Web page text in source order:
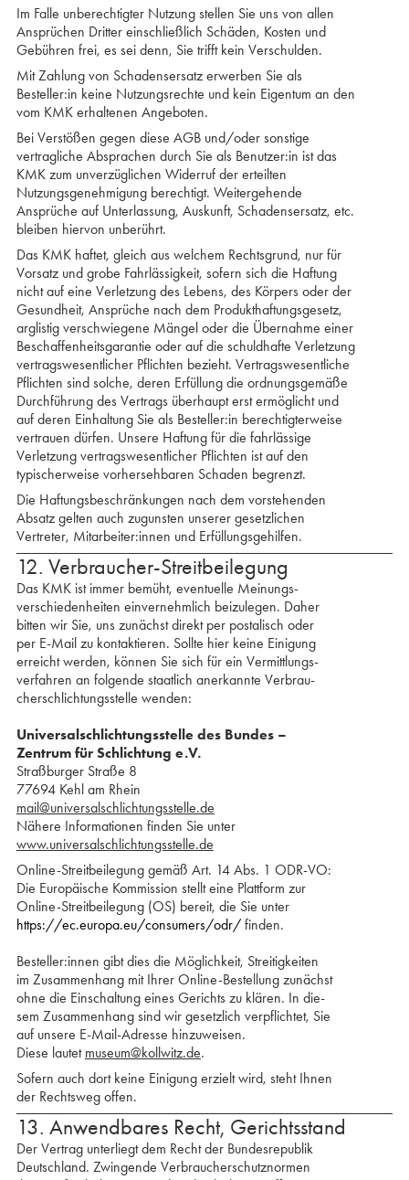
Im Falle unberechtigter Nutzung stellen Sie uns von allen
Ansprüchen Dritter einschließlich Schäden, Kosten und
Gebühren frei, es sei denn, Sie trifft kein Verschulden.
Mit Zahlung von Schadensersatz erwerben Sie als
Besteller:in keine Nutzungsrechte und kein Eigentum an den
vom KMK erhaltenen Angeboten.
Bei Verstößen gegen diese AGB und/oder sonstige
vertragliche Absprachen durch Sie als Benutzer:in ist das
KMK zum unverzüglichen Widerruf der erteilten
Nutzungsgenehmigung berechtigt. Weitergehende
Ansprüche auf Unterlassung, Auskunft, Schadensersatz, etc.
bleiben hiervon unberührt.
Das KMK haftet, gleich aus welchem Rechtsgrund, nur für
Vorsatz und grobe Fahrlässigkeit, sofern sich die Haftung
nicht auf eine Verletzung des Lebens, des Körpers oder der
Gesundheit, Ansprüche nach dem Produkthaftungsgesetz,
arglistig verschwiegene Mängel oder die Übernahme einer
Beschaffenheitsgarantie oder auf die schuldhafte Verletzung
vertragswesentlicher Pflichten bezieht. Vertragswesentliche
Pflichten sind solche, deren Erfüllung die ordnungsgemäße
Durchführung des Vertrags überhaupt erst ermöglicht und
auf deren Einhaltung Sie als Besteller:in berechtigterweise
vertrauen dürfen. Unsere Haftung für die fahrlässige
Verletzung vertragswesentlicher Pflichten ist auf den
typischerweise vorhersehbaren Schaden begrenzt.
Die Haftungsbeschränkungen nach dem vorstehenden
Absatz gelten auch zugunsten unserer gesetzlichen
Vertreter, Mitarbeiter:innen und Erfüllungsgehilfen.
12. Verbraucher-Streitbeilegung
Das KMK ist immer bemüht, eventuelle Meinungs­
verschiedenheiten einvernehmlich beizulegen. Daher
bitten wir Sie, uns zunächst direkt per postalisch oder
per E-Mail zu kontaktieren. Sollte hier keine Einigung
erreicht werden, können Sie sich für ein Vermittlungs­
verfahren an folgende staatlich anerkannte Verbrau­
cher­­schlichtungsstelle wenden:
Universalschlichtungsstelle des Bundes –
Zentrum für Schlichtung e.V.
Straßburger Straße 8
77694 Kehl am Rhein
mail@universalschlichtungsstelle.de
Nähere Informationen finden Sie unter
www.universalschlichtungsstelle.de
Online-Streitbeilegung gemäß Art. 14 Abs. 1 ODR-VO:
Die Europäische Kommission stellt eine Plattform zur
Online-Streitbeilegung (OS) bereit, die Sie unter
https://ec.europa.eu/consumers/odr/finden.
Besteller:innen gibt dies die Möglichkeit, Streitigkeiten
im Zusammenhang mit Ihrer Online-Bestellung zunächst
ohne die Einschaltung eines Gerichts zu klären. In die­
sem Zusammenhang sind wir gesetzlich verpflichtet, Sie
auf unsere E-Mail-Adresse hinzu­weisen.
Diese lautet museum@kollwitz.de.
Sofern auch dort keine Einigung erzielt wird, steht Ihnen
der Rechtsweg offen.
13. Anwendbares Recht, Gerichtsstand
Der Vertrag unterliegt dem Recht der Bundesrepublik
Deutschland. Zwingende Verbraucherschutznormen